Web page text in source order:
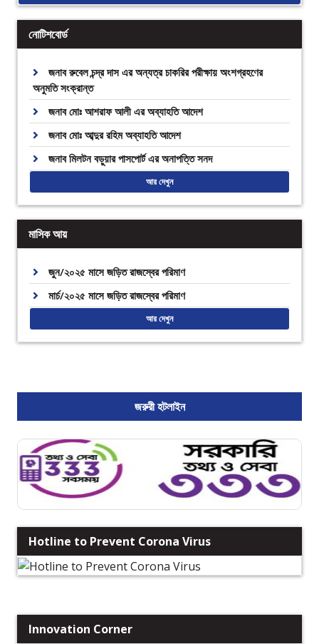
নোটিশবোর্ড
জনাব রুবেল চন্দ্র দাস এর অন্যত্র চাকরির পরীক্ষায় অংশগ্রহণের
অনুমতি সংক্রান্ত
জনাব মোঃ আশরাফ আলী এর অব্যাহতি আদেশ
জনাব মোঃ আব্দুর রহিম অব্যাহতি আদেশ
জনাব মিলটন বড়ুয়ার পাসপোর্ট এর অনাপত্তি সনদ
আর দেখুন
মাসিক আয়
জুন/২০২৫ মাসে জড়িত রাজস্বের পরিমাণ
মার্চ/২০২৫ মাসে জড়িত রাজস্বের পরিমাণ
আর দেখুন
জরুরী হটলাইন
Hotline to Prevent Corona Virus
Innovation Corner